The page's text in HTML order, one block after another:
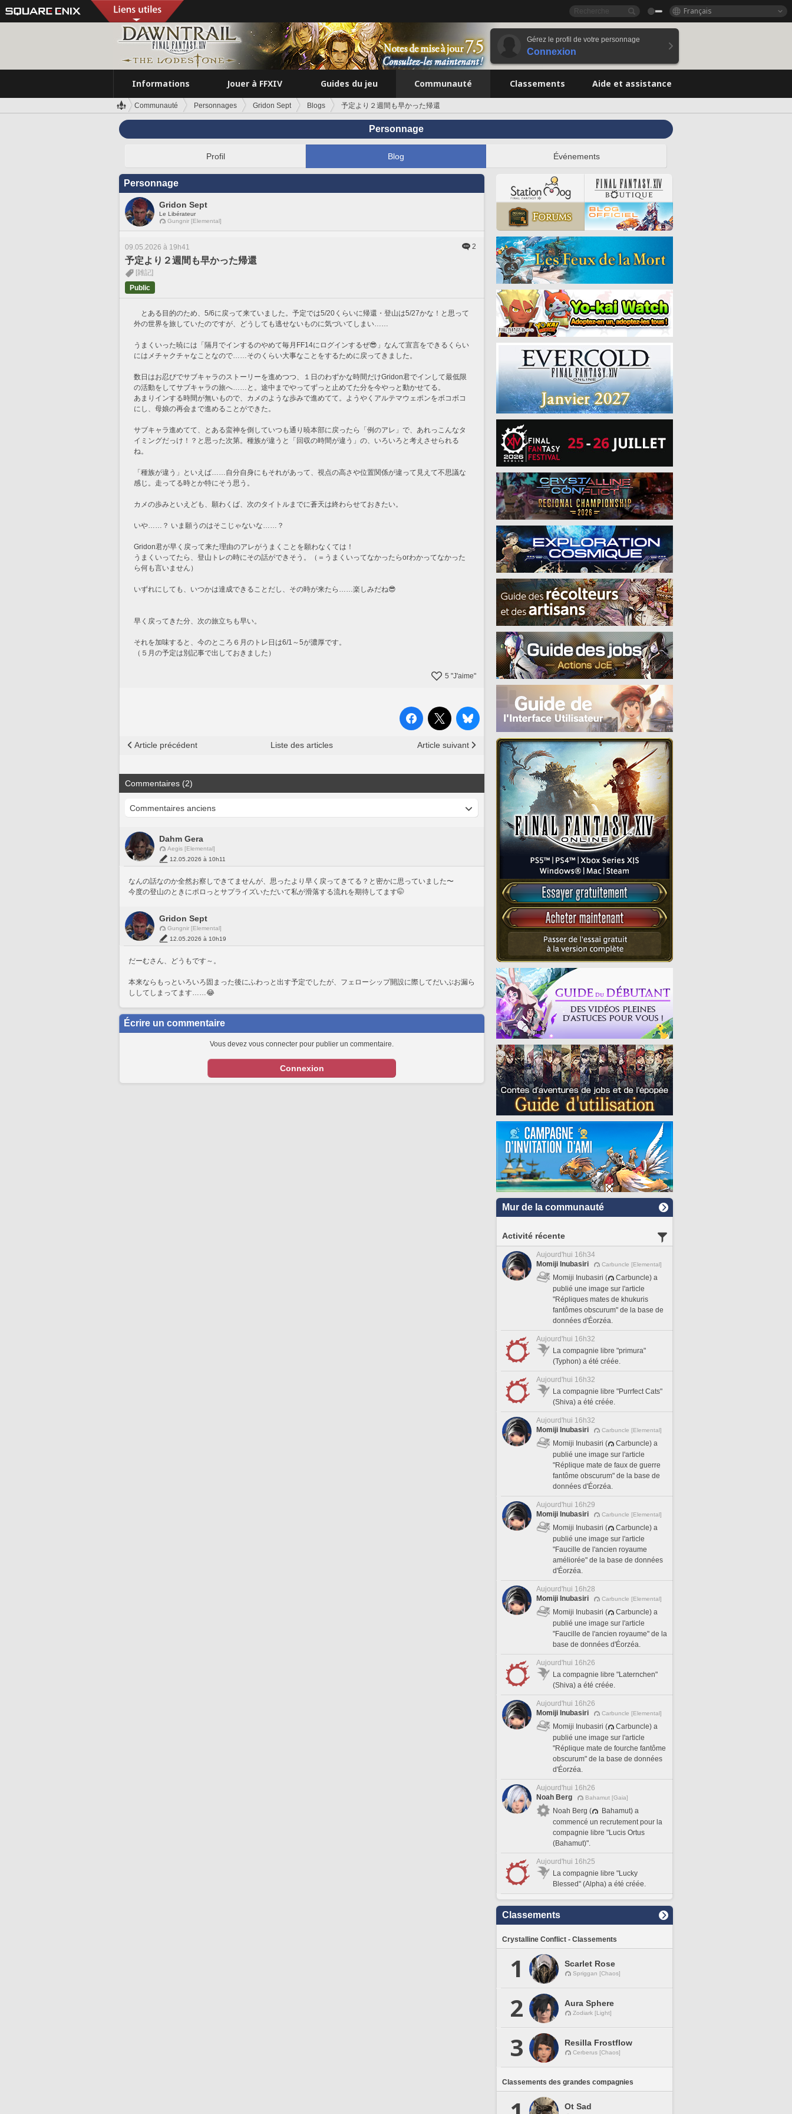
Français
Gérez le profil de votre personnage
Connexion
Informations Jouer à FFXIV Guides du jeu Communauté Classements Aide et assistance
Communauté Personnages Gridon Sept Blogs 予定より２週間も早かった帰還
Personnage
Profil Blog Événements
Personnage
Gridon Sept
Le Libérateur
Gungnir [Elemental]
09.05.2026 à 19h41 2
予定より２週間も早かった帰還
[雑記]
Public
とある目的のため、5/6に戻って来ていました。予定では5/20くらいに帰還・登山は5/27かな！と思って
外の世界を旅していたのですが、どうしても逃せないものに気づいてしまい……
うまくいった暁には「隔月でインするのやめて毎月FF14にログインするぜ😎」なんて宣言をできるくらい
にはメチャクチャなことなので……そのくらい大事なことをするために戻ってきました。
数日はお忍びでサブキャラのストーリーを進めつつ、１日のわずかな時間だけGridon君でインして最低限
の活動をしてサブキャラの旅へ……と。途中までやってずっと止めてた分を今やっと動かせてる。
あまりインする時間が無いもので、カメのような歩みで進めてて。ようやくアルテマウェポンをボコボコ
にし、母娘の再会まで進めることができた。
サブキャラ進めてて、とある蛮神を倒していつも通り暁本部に戻ったら「例のアレ」で、あれっこんなタ
イミングだっけ！？と思った次第。種族が違うと「回収の時間が違う」の、いろいろと考えさせられる
ね。
「種族が違う」といえば……自分自身にもそれがあって、視点の高さや位置関係が違って見えて不思議な
感じ。走ってる時とか特にそう思う。
カメの歩みといえども、願わくば、次のタイトルまでに蒼天は終わらせておきたい。
いや……？ いま願うのはそこじゃないな……？
Gridon君が早く戻って来た理由のアレがうまくことを願わなくては！
うまくいってたら、登山トレの時にその話ができそう。（＝うまくいってなかったらorわかってなかった
ら何も言いません）
いずれにしても、いつかは達成できることだし、その時が来たら……楽しみだね😎
早く戻ってきた分、次の旅立ちも早い。
それを加味すると、今のところ６月のトレ日は6/1～5が濃厚です。
（５月の予定は別記事で出しておきました）
5 "J'aime"
Article précédent Liste des articles Article suivant
Commentaires (2)
Dahm Gera
Aegis [Elemental]
12.05.2026 à 10h11
なんの話なのか全然お察しできてませんが、思ったより早く戻ってきてる？と密かに思っていました〜
今度の登山のときにポロっとサプライズいただいて私が滑落する流れを期待してます🤭
Gridon Sept
Gungnir [Elemental]
12.05.2026 à 10h19
だーむさん、どうもです～。
本来ならもっといろいろ固まった後にふわっと出す予定でしたが、フェローシップ開設に際してだいぶお漏ら
ししてしまってます……😂
Écrire un commentaire
Vous devez vous connecter pour publier un commentaire.
Connexion
Mur de la communauté
Activité récente
Aujourd'hui 16h34
Momiji Inubasiri
Carbuncle [Elemental]
Momiji Inubasiri (
Carbuncle) a
publié une image sur l'article
"Répliques mates de khukuris
fantômes obscurum" de la base de
données d'Éorzéa.
Aujourd'hui 16h32
La compagnie libre "primura"
(Typhon) a été créée.
Aujourd'hui 16h32
La compagnie libre "Purrfect Cats"
(Shiva) a été créée.
Aujourd'hui 16h32
Momiji Inubasiri
Carbuncle [Elemental]
Momiji Inubasiri (
Carbuncle) a
publié une image sur l'article
"Réplique mate de faux de guerre
fantôme obscurum" de la base de
données d'Éorzéa.
Aujourd'hui 16h29
Momiji Inubasiri
Carbuncle [Elemental]
Momiji Inubasiri (
Carbuncle) a
publié une image sur l'article
"Faucille de l'ancien royaume
améliorée" de la base de données
d'Éorzéa.
Aujourd'hui 16h28
Momiji Inubasiri
Carbuncle [Elemental]
Momiji Inubasiri (
Carbuncle) a
publié une image sur l'article
"Faucille de l'ancien royaume" de la
base de données d'Éorzéa.
Aujourd'hui 16h26
La compagnie libre "Laternchen"
(Shiva) a été créée.
Aujourd'hui 16h26
Momiji Inubasiri
Carbuncle [Elemental]
Momiji Inubasiri (
Carbuncle) a
publié une image sur l'article
"Réplique mate de fourche fantôme
obscurum" de la base de données
d'Éorzéa.
Aujourd'hui 16h26
Noah Berg
Bahamut [Gaia]
Noah Berg (
Bahamut) a
commencé un recrutement pour la
compagnie libre "Lucis Ortus
(Bahamut)".
Aujourd'hui 16h25
La compagnie libre "Lucky
Blessed" (Alpha) a été créée.
Classements
Crystalline Conflict - Classements
1 Scarlet Rose
Spriggan [Chaos]
2 Aura Sphere
Zodiark [Light]
3 Resilla Frostflow
Cerberus [Chaos]
Classements des grandes compagnies
Ot Sad